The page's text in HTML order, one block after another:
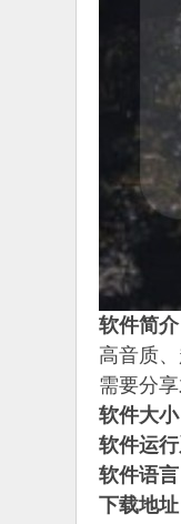
软件简
高音质
需要分
软件大
软件运
软件语
下载地